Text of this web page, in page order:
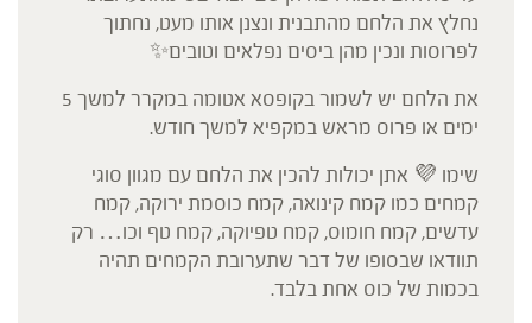
נחלץ את הלחם מהתבנית ונצנן אותו מעט, נחתוך
לפרוסות ונכין מהן ביסים נפלאים וטובים✨
את הלחם יש לשמור בקופסא אטומה במקרר למשך 5
ימים או פרוס מראש במקפיא למשך חודש.
שימו 💜 אתן יכולות להכין את הלחם עם מגוון סוגי
קמחים כמו קמח קינואה, קמח כוסמת ירוקה, קמח
עדשים, קמח חומוס, קמח טפיוקה, קמח טף וכו… רק
תוודאו שבסופו של דבר שתערובת הקמחים תהיה
בכמות של כוס אחת בלבד.